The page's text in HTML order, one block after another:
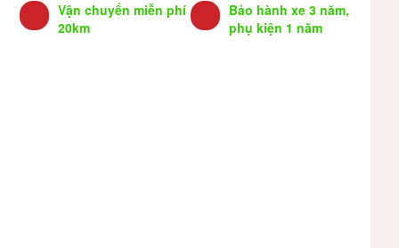
Vận chuyển miễn phí
20km
Bảo hành xe 3 năm,
phụ kiện 1 năm